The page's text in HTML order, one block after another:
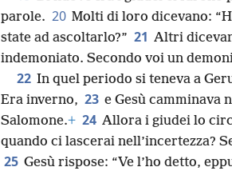
parole. 20 Molti di loro dicevano:
state ad ascoltarlo?” 21 Altri
indemoniato. Secondo voi un
22 In quel periodo si teneva a
Era inverno, 23 e Gesù camminava
Salomone.+ 24 Allora i giudei lo
quando ci lascerai nell’incertezza?
25 Gesù rispose: “Ve l’ho detto,